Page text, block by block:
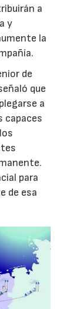
a
y
la
de
que
a
capaces
para
de esa